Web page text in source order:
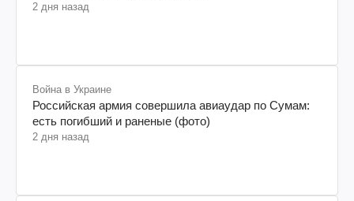
смородинового варенья на зиму
Война в Украине
Российская армия совершила авиаудар по Сумам:
есть погибший и раненые (фото)